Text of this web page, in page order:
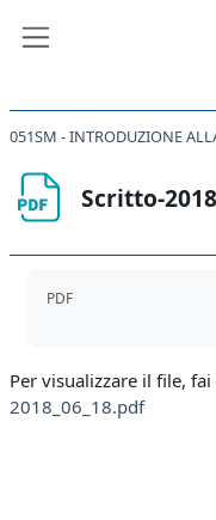
Scritto-
PDF
Per visualizzare il file,
2018_06_18.pdf